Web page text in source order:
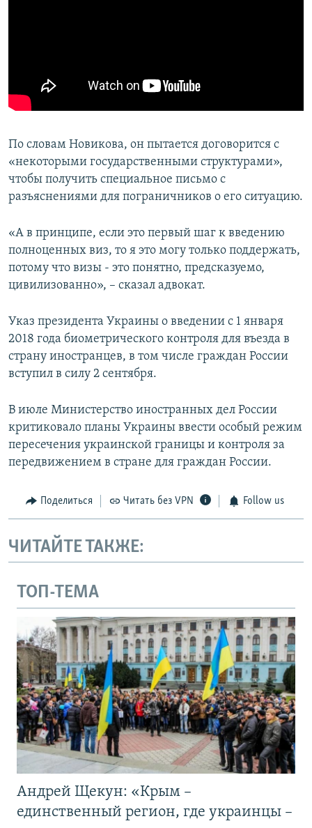
По словам Новикова, он пытается договорится с
«некоторыми государственными структурами»,
чтобы получить специальное письмо с
разъяснениями для пограничников о его ситуацию.
«А в принципе, если это первый шаг к введению
полноценных виз, то я это могу только поддержать,
потому что визы - это понятно, предсказуемо,
цивилизованно», – сказал адвокат.
Указ президента Украины о введении с 1 января
2018 года биометрического контроля для въезда в
страну иностранцев, в том числе граждан России
вступил в силу 2 сентября.
В июле Министерство иностранных дел России
критиковало планы Украины ввести особый режим
пересечения украинской границы и контроля за
передвижением в стране для граждан России.
Поделиться Читать без VPN Follow us
ЧИТАЙТЕ ТАКЖЕ:
ТОП-ТЕМА
Андрей Щекун: «Крым –
единственный регион, где украинцы –